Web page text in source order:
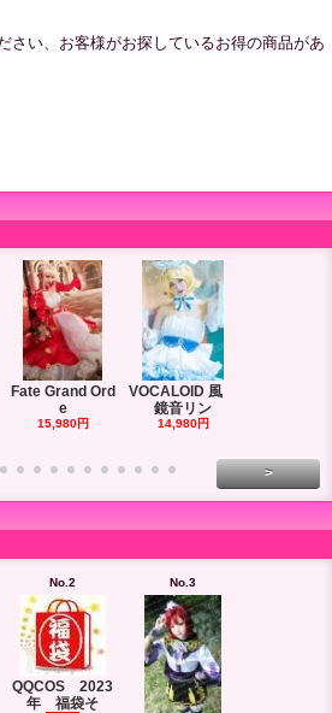
さい、お客様がお探しているお得の商品があ
Fate Grand Ord
e
15,980円
VOCALOID 風
鏡音リン
14,980円
>
No.2
QQCOS 2023
年 福袋そ
No.3